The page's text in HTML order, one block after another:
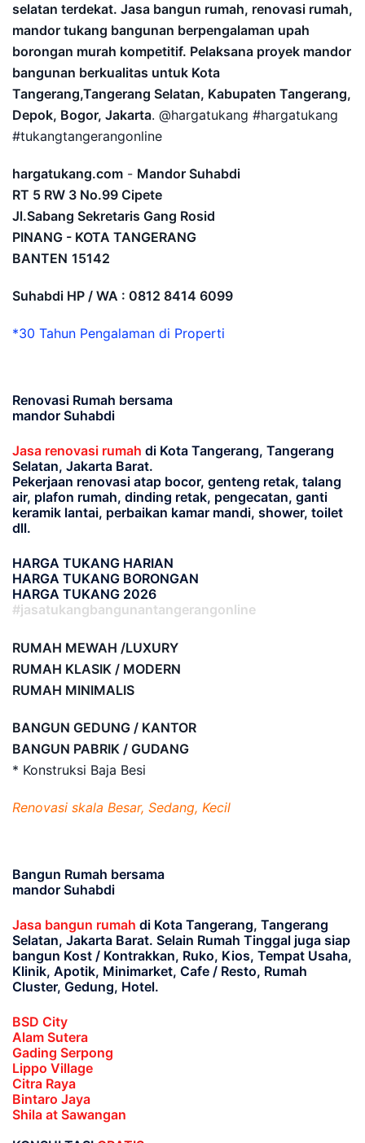
selatan terdekat. Jasa bangun rumah, renovasi rumah,
mandor tukang bangunan berpengalaman upah
borongan murah kompetitif. Pelaksana proyek mandor
bangunan berkualitas untuk Kota
Tangerang,Tangerang Selatan, Kabupaten Tangerang,
Depok, Bogor, Jakarta. @hargatukang #hargatukang
#tukangtangerangonline
hargatukang.com - Mandor Suhabdi
RT 5 RW 3 No.99 Cipete
Jl.Sabang Sekretaris Gang Rosid
PINANG - KOTA TANGERANG
BANTEN 15142
Suhabdi HP / WA : 0812 8414 6099
*30 Tahun Pengalaman di Properti
Renovasi Rumah bersama
mandor Suhabdi
Jasa renovasi rumah di Kota Tangerang, Tangerang
Selatan, Jakarta Barat.
Pekerjaan renovasi atap bocor, genteng retak, talang
air, plafon rumah, dinding retak, pengecatan, ganti
keramik lantai, perbaikan kamar mandi, shower, toilet
dll.
HARGA TUKANG HARIAN
HARGA TUKANG BORONGAN
HARGA TUKANG 2026
#jasatukangbangunantangerangonline
RUMAH MEWAH /LUXURY
RUMAH KLASIK / MODERN
RUMAH MINIMALIS
BANGUN GEDUNG / KANTOR
BANGUN PABRIK / GUDANG
* Konstruksi Baja Besi
Renovasi skala Besar, Sedang, Kecil
Bangun Rumah bersama
mandor Suhabdi
Jasa bangun rumah di Kota Tangerang, Tangerang
Selatan, Jakarta Barat. Selain Rumah Tinggal juga siap
bangun Kost / Kontrakkan, Ruko, Kios, Tempat Usaha,
Klinik, Apotik, Minimarket, Cafe / Resto, Rumah
Cluster, Gedung, Hotel.
BSD City
Alam Sutera
Gading Serpong
Lippo Village
Citra Raya
Bintaro Jaya
Shila at Sawangan